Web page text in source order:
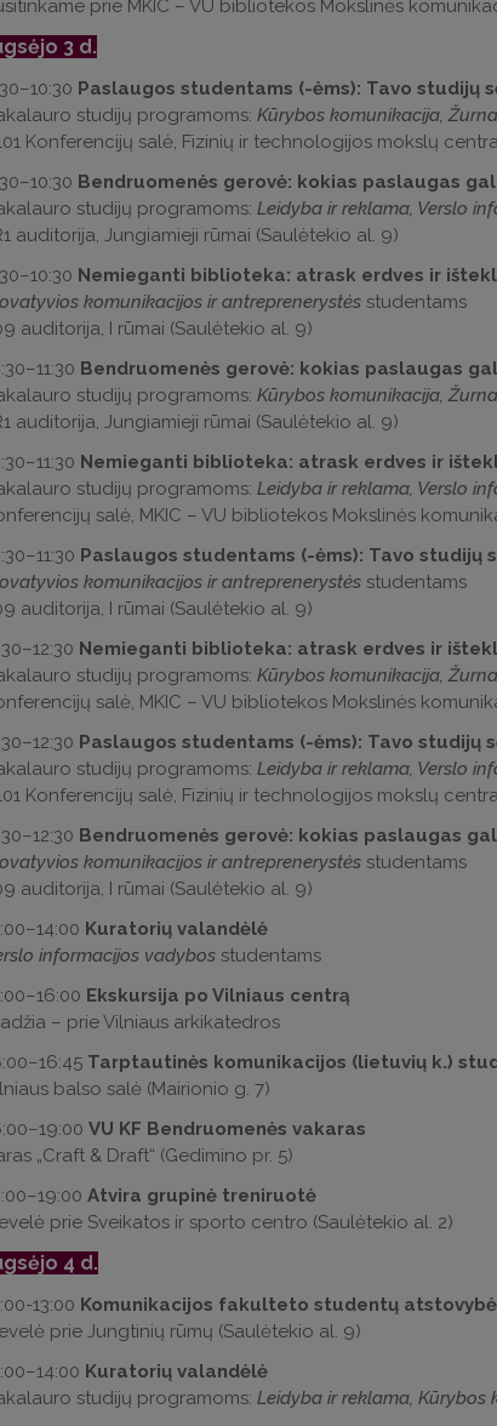
prie MKIC – VU bibliotekos Mokslinės
3 d.
Paslaugos studentams (-ėms): Tavo studijų
studijų programoms: Kūrybos komunikacija,
Konferencijų salė, Fizinių ir technologijos mokslų
Bendruomenės gerovė: kokias paslaugas
studijų programoms: Leidyba ir reklama, Verslo
auditorija, Jungiamieji rūmai (Saulėtekio al. 9)
Nemieganti biblioteka: atrask erdves ir
komunikacijos ir antreprenerystėsstudentams
auditorija, I rūmai (Saulėtekio al. 9)
Bendruomenės gerovė: kokias paslaugas
studijų programoms: Kūrybos komunikacija,
auditorija, Jungiamieji rūmai (Saulėtekio al. 9)
Nemieganti biblioteka: atrask erdves ir
studijų programoms: Leidyba ir reklama, Verslo
salė, MKIC – VU bibliotekos Mokslinės
Paslaugos studentams (-ėms): Tavo studijų
komunikacijos ir antreprenerystėsstudentams
auditorija, I rūmai (Saulėtekio al. 9)
Nemieganti biblioteka: atrask erdves ir
studijų programoms: Kūrybos komunikacija,
salė, MKIC – VU bibliotekos Mokslinės
Paslaugos studentams (-ėms): Tavo studijų
studijų programoms: Leidyba ir reklama, Verslo
Konferencijų salė, Fizinių ir technologijos mokslų
Bendruomenės gerovė: kokias paslaugas
komunikacijos ir antreprenerystėsstudentams
auditorija, I rūmai (Saulėtekio al. 9)
Kuratorių valandėlė
informacijos vadybosstudentams
Ekskursija po Vilniaus centrą
– prie Vilniaus arkikatedros
Tarptautinės komunikacijos (lietuvių k.)
balso salė (Mairionio g. 7)
VU KF Bendruomenės vakaras
„Craft & Draft“ (Gedimino pr. 5)
Atvira grupinė treniruotė
prie Sveikatos ir sporto centro (Saulėtekio al. 2)
4 d.
13:00 Komunikacijos fakulteto studentų
prie Jungtinių rūmų (Saulėtekio al. 9)
Kuratorių valandėlė
studijų programoms: Leidyba ir reklama,